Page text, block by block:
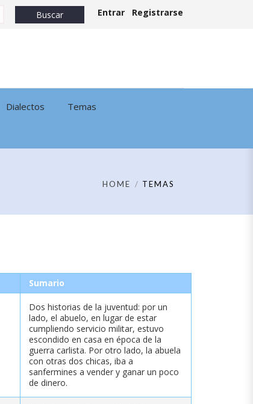
Entrar Registrarse
Dialectos Temas
HOME TEMAS
Sumario
Dos historias de la juventud: por un
lado, el abuelo, en lugar de estar
cumpliendo servicio militar, estuvo
escondido en casa en época de la
guerra carlista. Por otro lado, la abuela
con otras dos chicas, iba a
sanfermines a vender y ganar un poco
de dinero.